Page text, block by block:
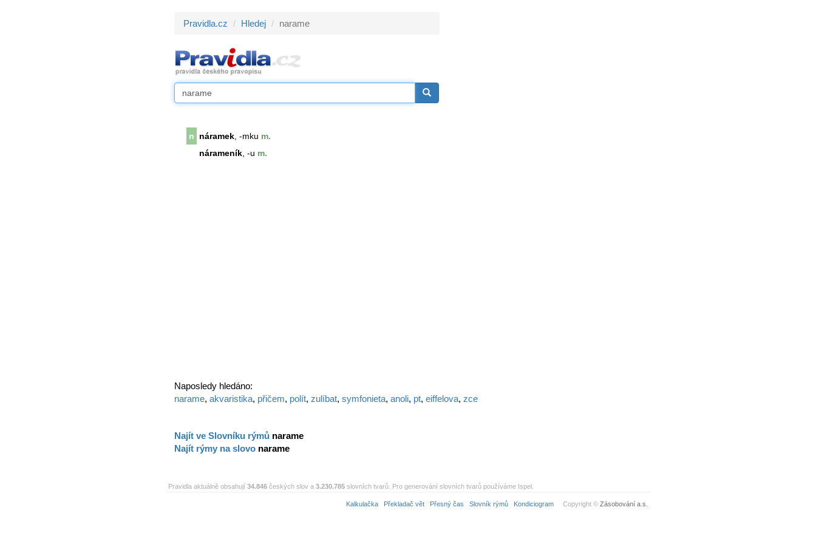
Pravidla.cz Hledej narame
n náramek , -mku m.
nárameník , -u m.
Naposledy hledáno:
narame, akvaristika, přičem, polít, zulíbat, symfonieta, anoli, pt, eiffelova, zce
Najít ve Slovníku rýmů narame
Najít rýmy na slovo narame
Pravidla aktuálně obsahují 34.846 českých slov a 3.230.785 slovních tvarů. Pro generování slovních tvarů používáme Ispel.
Kalkulačka Překladač vět Přesný čas Slovník rýmů Kondiciogram Copyright © Zásobování a.s.